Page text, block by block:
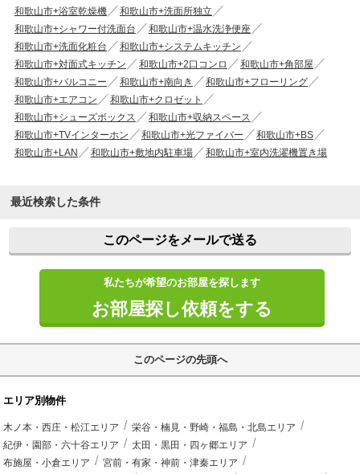
和歌山市+浴室乾燥機
和歌山市+洗面所独立
和歌山市+シャワー付洗面台
和歌山市+温水洗浄便座
和歌山市+洗面化粧台
和歌山市+システムキッチン
和歌山市+対面式キッチン
和歌山市+2口コンロ
和歌山市+角部屋
和歌山市+バルコニー
和歌山市+南向き
和歌山市+フローリング
和歌山市+エアコン
和歌山市+クロゼット
和歌山市+シューズボックス
和歌山市+収納スペース
和歌山市+TVインターホン
和歌山市+光ファイバー
和歌山市+BS
和歌山市+LAN
和歌山市+敷地内駐車場 和歌山市+室内洗濯機置き場
最近検索した条件
このページをメールで送る
私たちが希望のお部屋を探します
お部屋探し依頼をする
このページの先頭へ
エリア別物件
木ノ本・西庄・松江エリア
栄谷・楠見・野崎・福島・北島エリア
紀伊・園部・六十谷エリア
太田・黒田・四ヶ郷エリア
布施屋・小倉エリア
宮前・有家・神前・津秦エリア